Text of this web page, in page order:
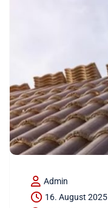
Admin
16. August 2025